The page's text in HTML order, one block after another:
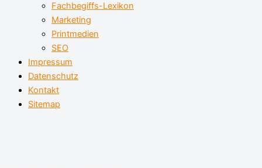
Fachbegiffs-Lexikon
Marketing
Printmedien
SEO
Impressum
Datenschutz
Kontakt
Sitemap